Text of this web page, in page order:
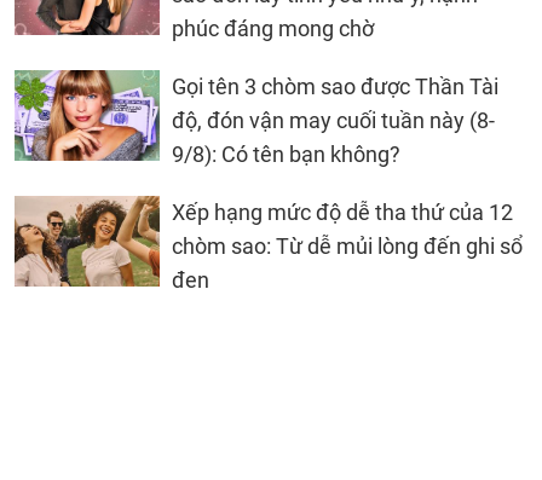
phúc đáng mong chờ
Gọi tên 3 chòm sao được Thần Tài
độ, đón vận may cuối tuần này (8-
9/8): Có tên bạn không?
Xếp hạng mức độ dễ tha thứ của 12
chòm sao: Từ dễ mủi lòng đến ghi sổ
đen